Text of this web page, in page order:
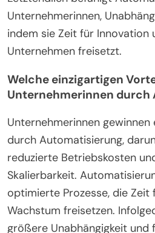
Unternehmerinnen,
indem sie Zeit für Innovation
Unternehmen freisetzt.
Welche einzigartigen
Unternehmerinnen durch
Unternehmerinnen
durch Automatisierung,
reduzierte Betriebskosten
Skalierbarkeit.
optimierte Prozesse, die
Wachstum freisetzen.
größere Unabhängigkeit und